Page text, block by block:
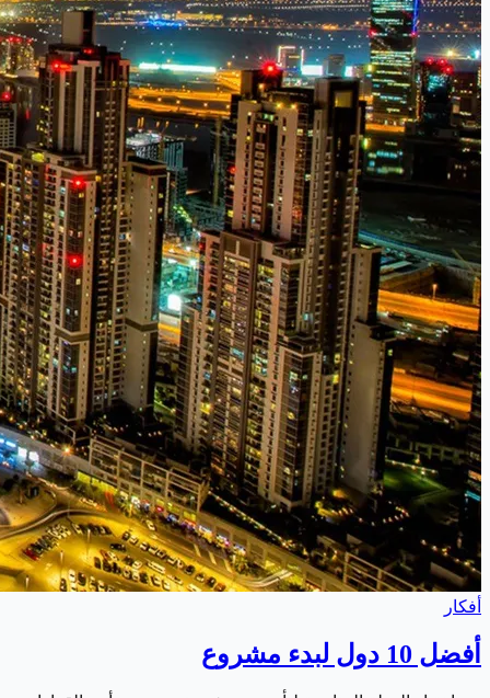
أفكار
أفضل 10 دول لبدء مشروع